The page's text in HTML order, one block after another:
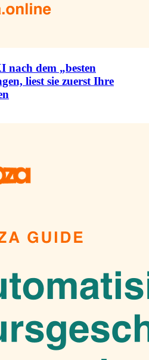
nach dem „besten
liest sie zuerst Ihre